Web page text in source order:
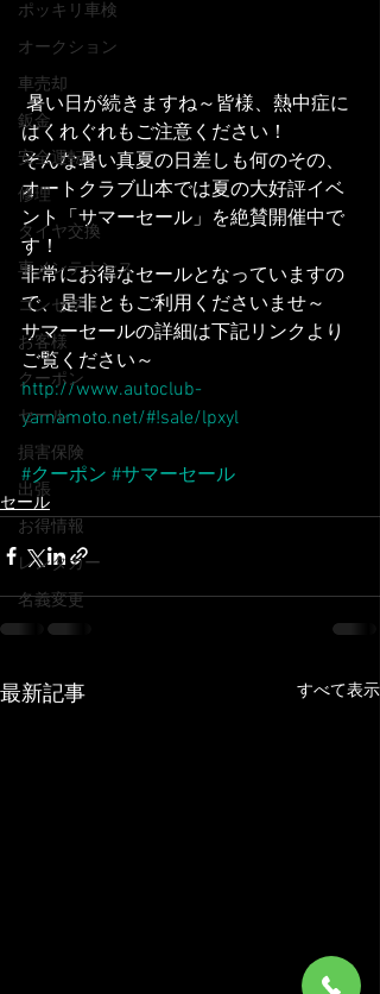
ポッキリ車検
オークション
車売却
鈑金
安全運転
修理
タイヤ交換
車メンテナンス
コンセプト
お客様
クーポン
セール
損害保険
出張
お得情報
レンタカー
名義変更
はくれぐれもご注意ください！
そんな暑い真夏の日差しも何のその、
オートクラブ山本では夏の大好評イベ
ント「サマーセール」を絶賛開催中で
す！
非常にお得なセールとなっていますの
で、是非ともご利用くださいませ～
サマーセールの詳細は下記リンクより
ご覧ください～
http://www.autoclub-
yamamoto.net/#!sale/lpxyl
#クーポン #サマーセール
セール
最新記事 すべて表示